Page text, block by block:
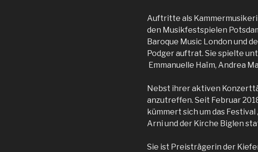
Auftritte als
den Musikfestspielen
Baroque Music London und
Podger auftrat. Sie spielte
Emmanuelle Haïm, Andrea
Nebst ihrer aktiven
anzutreffen. Seit Februar
kümmert sich um das
Arni und der Kirche Biglen
Sie ist Preisträgerin der